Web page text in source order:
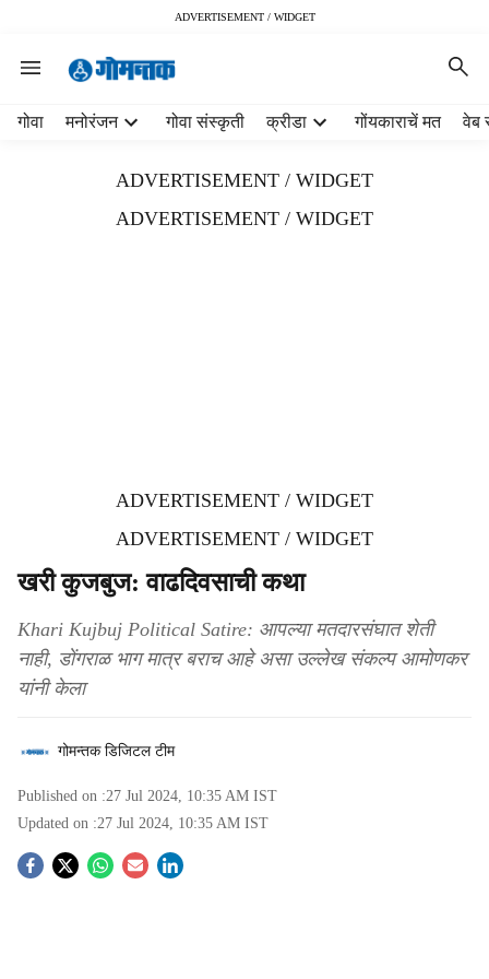
ADVERTISEMENT / WIDGET
गोवा मनोरंजन गोवा संस्कृती क्रीडा गोंयकाराचें मत वेब
ADVERTISEMENT / WIDGET
ADVERTISEMENT / WIDGET
ADVERTISEMENT / WIDGET
ADVERTISEMENT / WIDGET
खरी कुजबुज: वाढदिवसाची कथा
Khari Kujbuj Political Satire: आपल्या मतदारसंघात शेती
नाही, डोंगराळ भाग मात्र बराच आहे असा उल्लेख संकल्प आमोणकर
यांनी केला
गोमन्तक डिजिटल टीम
Published on :27 Jul 2024, 10:35 AM IST
Updated on :27 Jul 2024, 10:35 AM IST
S